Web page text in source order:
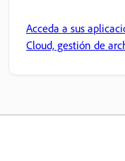
Acceda a sus
Cloud, gestión de